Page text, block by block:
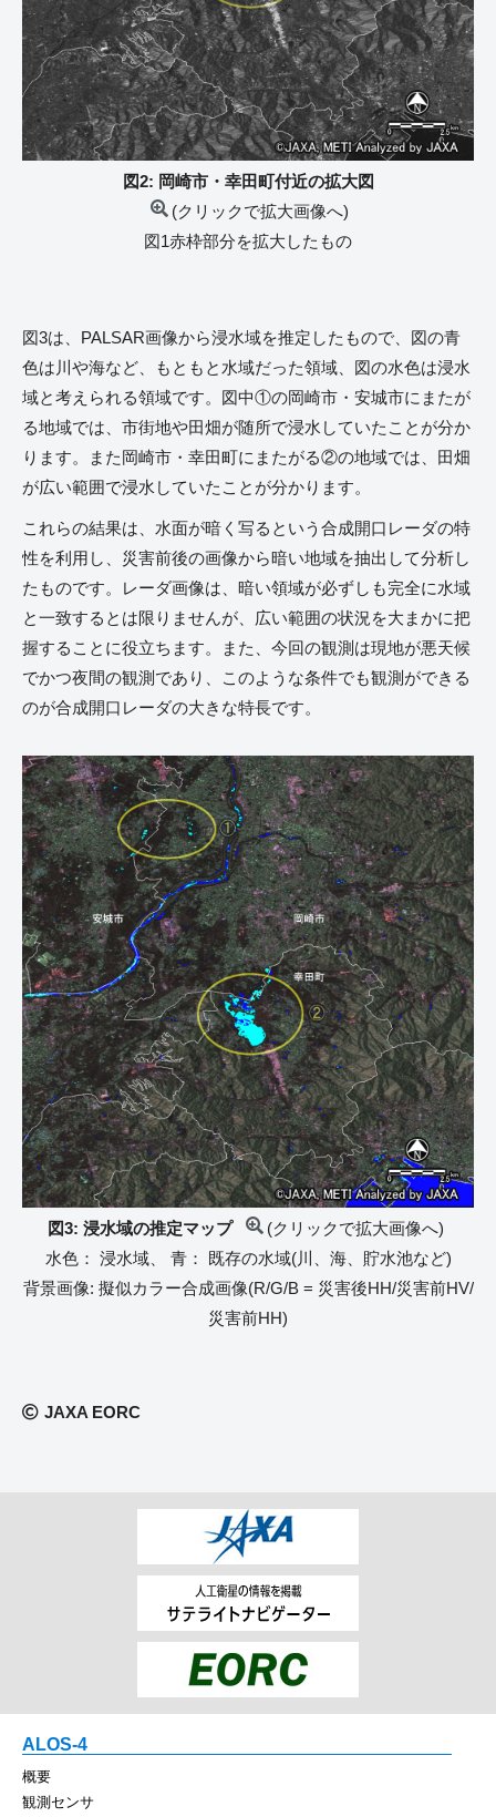
図2: 岡崎市・幸田町付近の拡大図
(クリックで拡大画像へ)
図1赤枠部分を拡大したもの
図3は、PALSAR画像から浸水域を推定したもので、図の青
色は川や海など、もともと水域だった領域、図の水色は浸水
域と考えられる領域です。図中①の岡崎市・安城市にまたが
る地域では、市街地や田畑が随所で浸水していたことが分か
ります。また岡崎市・幸田町にまたがる②の地域では、田畑
が広い範囲で浸水していたことが分かります。
これらの結果は、水面が暗く写るという合成開口レーダの特
性を利用し、災害前後の画像から暗い地域を抽出して分析し
たものです。レーダ画像は、暗い領域が必ずしも完全に水域
と一致するとは限りませんが、広い範囲の状況を大まかに把
握することに役立ちます。また、今回の観測は現地が悪天候
でかつ夜間の観測であり、このような条件でも観測ができる
のが合成開口レーダの大きな特長です。
図3: 浸水域の推定マップ
(クリックで拡大画像へ)
水色： 浸水域、 青： 既存の水域(川、海、貯水池など)
背景画像: 擬似カラー合成画像(R/G/B = 災害後HH/災害前HV/
災害前HH)
JAXA EORC
ALOS-4
概要
観測センサ